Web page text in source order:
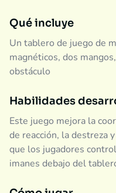
Qué incluye
Un tablero de juego de
magnéticos, dos
obstáculo
Habilidades
Este juego mejora la
de reacción, la destreza
que los jugadores
imanes debajo del